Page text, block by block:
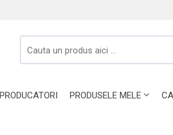
PRODUCATORI PRODUSELE MELE